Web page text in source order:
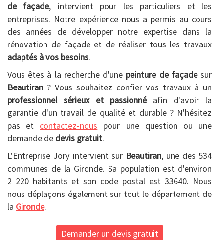
de façade, intervient pour les particuliers et les
entreprises. Notre expérience nous a permis au cours
des années de développer notre expertise dans la
rénovation de façade et de réaliser tous les travaux
adaptés à vos besoins.
Vous êtes à la recherche d'une peinture de façadesur
Beautiran ? Vous souhaitez confier vos travaux à un
professionnel sérieux et passionnéafin d'avoir la
garantie d'un travail de qualité et durable ? N'hésitez
pas et contactez-nous pour une question ou une
demande de devis gratuit.
L'Entreprise Jory intervient sur Beautiran, une des 534
communes de la Gironde. Sa population est d'environ
2 220 habitants et son code postal est 33640. Nous
nous déplaçons également sur tout le département de
la Gironde.
Demander un devis gratuit